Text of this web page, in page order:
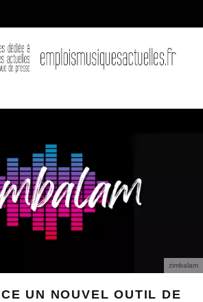
zimbalam
UN NOUVEL OUTIL DE